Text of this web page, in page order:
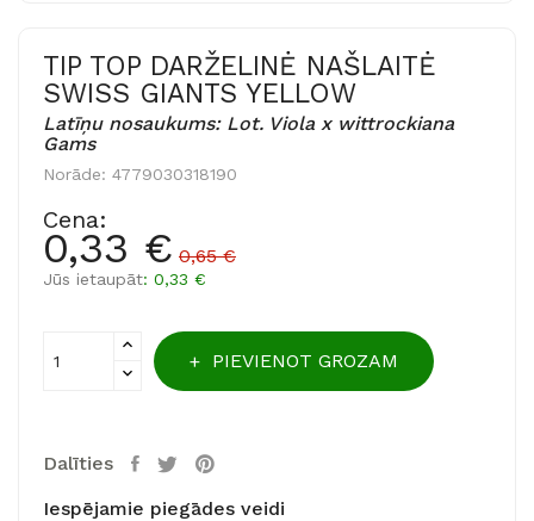
TIP TOP DARŽELINĖ NAŠLAITĖ
SWISS GIANTS YELLOW
Latīņu nosaukums: Lot. Viola x wittrockiana
Gams
Norāde: 4779030318190
Cena:
0,33 € 0,65 €
Jūs ietaupāt: 0,33 €
PIEVIENOT GROZAM
Dalīties
Iespējamie piegādes veidi